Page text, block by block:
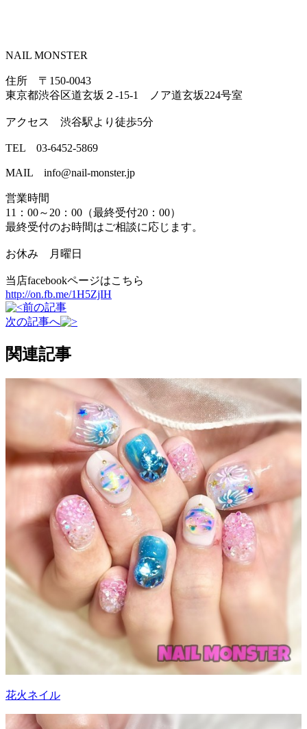
NAIL MONSTER
住所 〒150-0043
東京都渋谷区道玄坂２-15-1 ノア道玄坂224号室
アクセス 渋谷駅より徒歩5分
TEL 03-6452-5869
MAIL info@nail-monster.jp
営業時間
11：00～20：00（最終受付20：00）
最終受付のお時間はご相談に応じます。
お休み 月曜日
当店facebookページはこちら
http://on.fb.me/1H5ZjIH
前の記事
次の記事へ
関連記事
花火ネイル